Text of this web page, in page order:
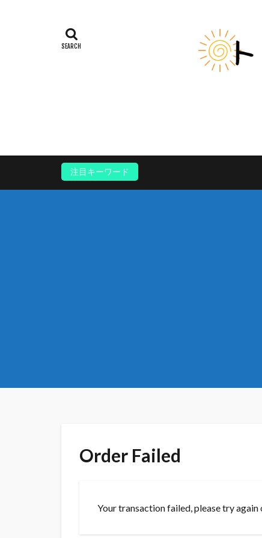
注目キーワード
Order Failed
Your transaction failed, please try